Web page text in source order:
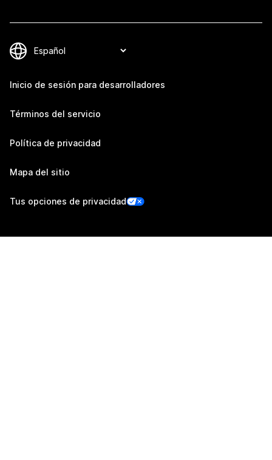
Inicio de sesión para desarrolladores
Términos del servicio
Política de privacidad
Mapa del sitio
Tus opciones de privacidad